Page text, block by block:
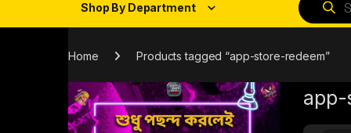
Shop By Department
Home Products tagged “app-store-redeem”
app-